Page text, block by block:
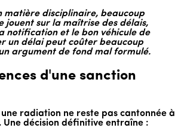
matière disciplinaire, beaucoup
jouent sur la maîtrise des délais,
notification et le bon véhicule de
un délai peut coûter beaucoup
argument de fond mal formulé.
d'une sanction
une radiation ne reste pas cantonnée à
Une décision définitive entraîne :